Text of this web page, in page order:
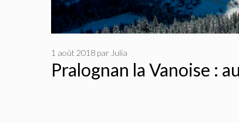
Pralognan la Vanoise :
1 août 2018 par Julia